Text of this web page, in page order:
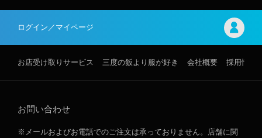
ログイン／マイページ
お店受け取りサービス 三度の飯より服が好き 会社概要 採用情報
お問い合わせ
※メールおよびお電話でのご注文は承っておりません。店舗に関